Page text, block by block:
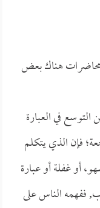
هناك بعض
في العبارة
فإن الذي يتكلم
أو غفلة أو عبارة
ففهمه الناس على